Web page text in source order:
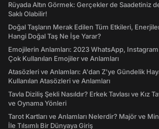
Rüyada Altın Görmek: Gerçekler de Saadetiniz
Saklı Olabilir!
Doğal Taşların Merak Edilen Tüm Etkileri,
Hangi Doğal Taş Ne İşe Yarar?
Emojilerin Anlamları: 2023 WhatsApp,
Çok Kullanılan Emojiler ve Anlamları
Atasözleri ve Anlamları: A'dan Z'ye Gündelik
Kullanılan Atasözleri ve Anlamları
Tavla Diziliş Şekli Nasıldır? Erkek Tavlası ve Kız
ve Oynama Yönleri
Tarot Kartları ve Anlamları Nelerdir? Majör ve
İle Tılsımlı Bir Dünyaya Giriş